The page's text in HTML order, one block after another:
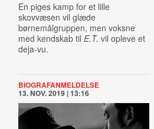
En piges kamp for et lille
skovvæsen vil glæde
børnemålgruppen, men voksne
med kendskab til E.T. vil opleve et
deja-vu.
BIOGRAFANMELDELSE
13. NOV. 2019 | 13:16